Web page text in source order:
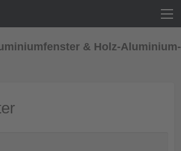
& Holz-Aluminium-